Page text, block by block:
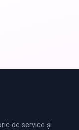
de service și